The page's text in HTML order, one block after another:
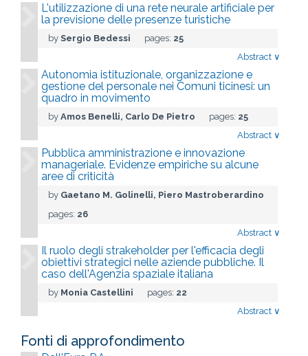
L'utilizzazione di una rete neurale artificiale per
la previsione delle presenze turistiche
by Sergio Bedessi pages: 25
Abstract ∨
Autonomia istituzionale, organizzazione e
gestione del personale nei Comuni ticinesi: un
quadro in movimento
by Amos Benelli, Carlo De Pietro pages: 25
Abstract ∨
Pubblica amministrazione e innovazione
manageriale. Evidenze empiriche su alcune
aree di criticità
by Gaetano M. Golinelli, Piero Mastroberardino
pages: 26
Abstract ∨
Il ruolo degli strakeholder per l'efficacia degli
obiettivi strategici nelle aziende pubbliche. Il
caso dell'Agenzia spaziale italiana
by Monia Castellini pages: 22
Abstract ∨
Fonti di approfondimento